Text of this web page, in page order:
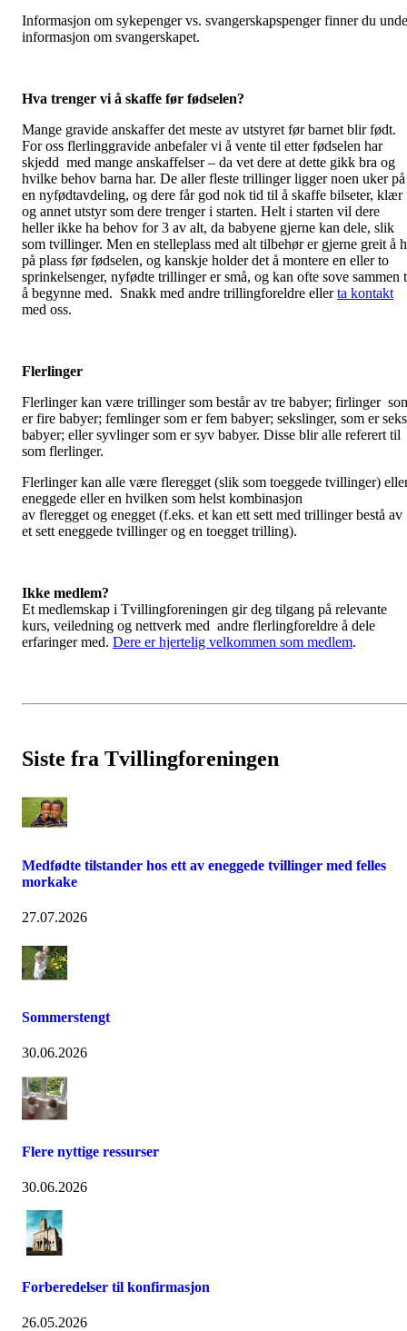
Informasjon om sykepenger vs. svangerskapspenger finner du
informasjon om svangerskapet.
Hva trenger vi å skaffe før fødselen?
Mange gravide anskaffer det meste av utstyret før barnet blir født.
For oss flerlinggravide anbefaler vi å vente til etter fødselen har
skjedd med mange anskaffelser – da vet dere at dette gikk bra og
hvilke behov barna har. De aller fleste trillinger ligger noen uker på
en nyfødtavdeling, og dere får god nok tid til å skaffe bilseter, klær
og annet utstyr som dere trenger i starten. Helt i starten vil dere
heller ikke ha behov for 3 av alt, da babyene gjerne kan dele, slik
som tvillinger. Men en stelleplass med alt tilbehør er gjerne greit å
på plass før fødselen, og kanskje holder det å montere en eller to
sprinkelsenger, nyfødte trillinger er små, og kan ofte sove sammen
å begynne med. Snakk med andre trillingforeldre ellerta kontakt
med oss.
Flerlinger
Flerlinger kan være trillinger som består av tre babyer; firlinger
er fire babyer; femlinger som er fem babyer; sekslinger, som er seks
babyer; eller syvlinger som er syv babyer. Disse blir alle referert til
som flerlinger.
Flerlinger kan alle være fleregget (slik som toeggede tvillinger)
eneggede eller en hvilken som helst kombinasjon
av fleregget og enegget (f.eks. et kan ett sett med trillinger bestå av
et sett eneggede tvillinger og en toegget trilling).
Ikke medlem?
Et medlemskap i Tvillingforeningen gir deg tilgang på relevante
kurs, veiledning og nettverk med andre flerlingforeldre å dele
erfaringer med. Dere er hjertelig velkommen som medlem.
Siste fra Tvillingforeningen
Medfødte tilstander hos ett av eneggede tvillinger med felles
morkake
27.07.2026
Sommerstengt
30.06.2026
Flere nyttige ressurser
30.06.2026
Forberedelser til konfirmasjon
26.05.2026